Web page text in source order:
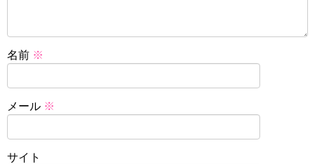
名前 ※
メール ※
サイト